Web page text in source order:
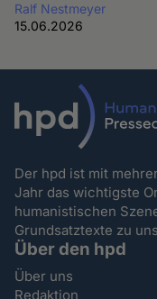
Ralf Nestmeyer
15.06.2026
Der hpd ist mit
Jahr das wichtigste
humanistischen
Grundsatztexte zu
Über den hpd
Über uns
Redaktion